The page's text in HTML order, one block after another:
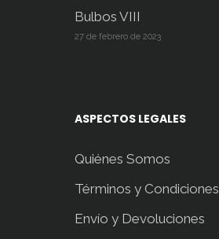
Bulbos VIII
27 de febrero de 2023
ASPECTOS LEGALES
Quiénes Somos
Términos y Condiciones
Envío y Devoluciones